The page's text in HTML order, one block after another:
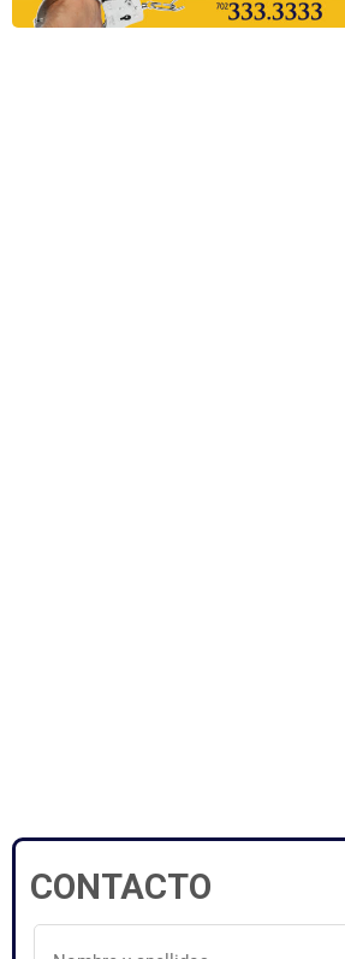
CONTACTO
Nombre